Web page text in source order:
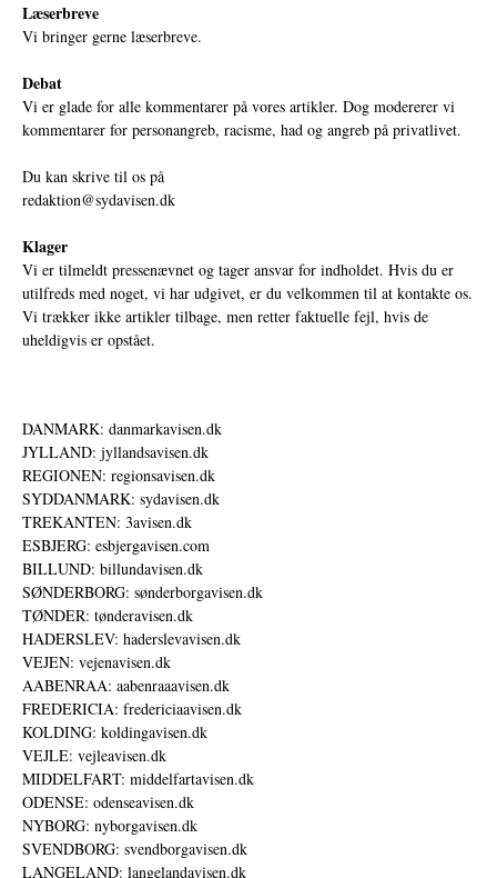
Læserbreve
Vi bringer gerne læserbreve.
Debat
Vi er glade for alle kommentarer på vores artikler. Dog modererer vi
kommentarer for personangreb, racisme, had og angreb på privatlivet.
Du kan skrive til os på
redaktion@sydavisen.dk
Klager
Vi er tilmeldt pressenævnet og tager ansvar for indholdet. Hvis du er
utilfreds med noget, vi har udgivet, er du velkommen til at kontakte os.
Vi trækker ikke artikler tilbage, men retter faktuelle fejl, hvis de
uheldigvis er opstået.
DANMARK: danmarkavisen.dk
JYLLAND: jyllandsavisen.dk
REGIONEN: regionsavisen.dk
SYDDANMARK: sydavisen.dk
TREKANTEN: 3avisen.dk
ESBJERG: esbjergavisen.com
BILLUND: billundavisen.dk
SØNDERBORG: sønderborgavisen.dk
TØNDER: tønderavisen.dk
HADERSLEV: haderslevavisen.dk
VEJEN: vejenavisen.dk
AABENRAA: aabenraaavisen.dk
FREDERICIA: fredericiaavisen.dk
KOLDING: koldingavisen.dk
VEJLE: vejleavisen.dk
MIDDELFART: middelfartavisen.dk
ODENSE: odenseavisen.dk
NYBORG: nyborgavisen.dk
SVENDBORG: svendborgavisen.dk
LANGELAND: langelandavisen.dk